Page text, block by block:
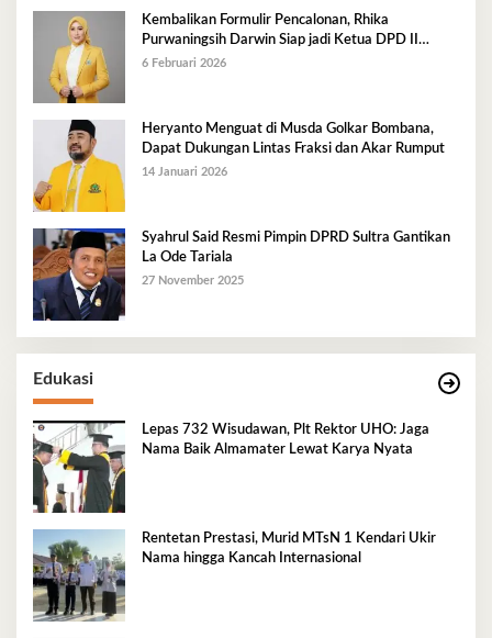
Kembalikan Formulir Pencalonan, Rhika
Purwaningsih Darwin Siap jadi Ketua DPD II
Golkar Mubar
6 Februari 2026
Heryanto Menguat di Musda Golkar Bombana,
Dapat Dukungan Lintas Fraksi dan Akar Rumput
14 Januari 2026
Syahrul Said Resmi Pimpin DPRD Sultra Gantikan
La Ode Tariala
27 November 2025
Edukasi
Lepas 732 Wisudawan, Plt Rektor UHO: Jaga
Nama Baik Almamater Lewat Karya Nyata
Rentetan Prestasi, Murid MTsN 1 Kendari Ukir
Nama hingga Kancah Internasional